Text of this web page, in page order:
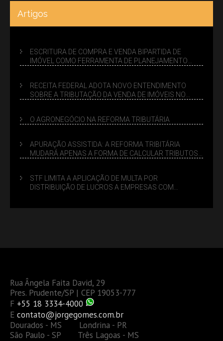
Artigos
ESCRITURA DE COMPRA E VENDA BIPARTIDA DE
IMÓVEL COMO FERRAMENTA DE PLANEJAMENTO
RECEITA FEDERAL ADOTA NOVO ENTENDIMENTO
SOBRE A TRIBUTAÇÃO DA VENDA DE IMÓVEIS NO
O AGRONEGÓCIO NA REFORMA TRIBUTÁRIA
APURAÇÃO ASSISTIDA: A REFORMA TRIBITÁRIA
MUDARÁ APENAS A FORMA DE CALCULAR TRIBUTOS
STF LIMITA A APLICAÇÃO DE MULTA POR
DISTRIBUIÇÃO DE LUCROS A EMPRESAS COM
Rua Ângela Faita David, 29
Pres. Prudente/SP | CEP 19053-777
F +55 18 3334-4000
E contato@jorgegomes.com.br
Dourados - MS Londrina - PR
São Paulo - SP Três Lagoas - MS